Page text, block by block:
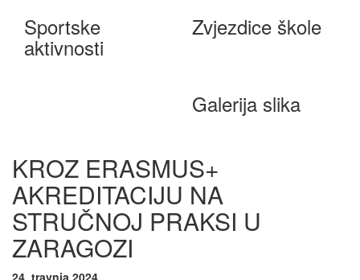
Sportske
aktivnosti
Zvjezdice škole
Galerija slika
KROZ ERASMUS+
AKREDITACIJU NA
STRUČNOJ PRAKSI U
ZARAGOZI
24. travnja 2024.